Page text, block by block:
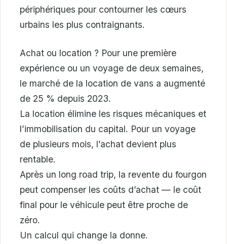
périphériques pour contourner les cœurs
urbains les plus contraignants.
Achat ou location ? Pour une première
expérience ou un voyage de deux semaines,
le marché de la location de vans a augmenté
de 25 % depuis 2023.
La location élimine les risques mécaniques et
l’immobilisation du capital. Pour un voyage
de plusieurs mois, l’achat devient plus
rentable.
Après un long road trip, la revente du fourgon
peut compenser les coûts d’achat — le coût
final pour le véhicule peut être proche de
zéro.
Un calcul qui change la donne.